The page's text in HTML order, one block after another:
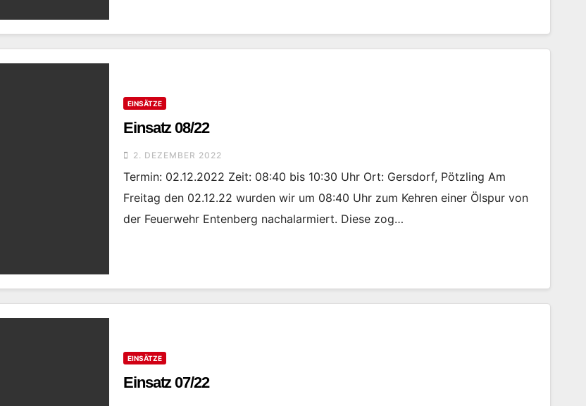
EINSÄTZE
Einsatz 08/22
2. DEZEMBER 2022
Termin: 02.12.2022 Zeit: 08:40 bis 10:30 Uhr Ort: Gersdorf, Pötzling Am
Freitag den 02.12.22 wurden wir um 08:40 Uhr zum Kehren einer Ölspur von
der Feuerwehr Entenberg nachalarmiert. Diese zog…
EINSÄTZE
Einsatz 07/22